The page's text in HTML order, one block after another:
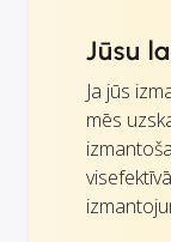
Jūsu
Ja jūs
mēs